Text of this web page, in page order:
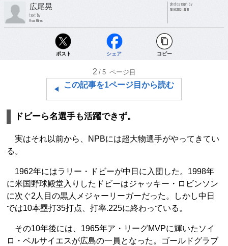
広尾晃
text by
Kou Hiroo
photograph by
BUNGEISHUNJU
ポスト シェア コピー
2 /5 ページ目
この記事を1ページ目から読む
ドビーら名選手も活躍できず。
実はそれ以前から、NPBには超大物選手がやってきてい
る。
1962年にはラリー・ドビーが中日に入団した。1998年
に米国野球殿堂入りしたドビーはジャッキー・ロビンソン
に次ぐ2人目の黒人メジャーリーガーだった。しかし中日
では10本塁打35打点、打率.225に終わっている。
その10年後には、1965年ア・リーグMVPに輝いたソイ
ロ・ベルサイエスが広島の一員となった。ゴールドグラブ